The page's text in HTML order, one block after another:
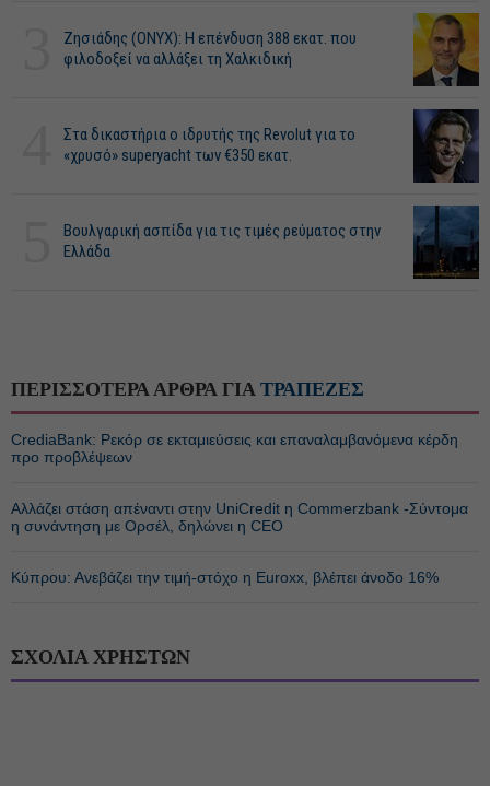
Ζησιάδης (ONYX): Η επένδυση 388 εκατ. που
φιλοδοξεί να αλλάξει τη Χαλκιδική
Στα δικαστήρια ο ιδρυτής της Revolut για το
«χρυσό» superyacht των €350 εκατ.
Βουλγαρική ασπίδα για τις τιμές ρεύματος στην
Ελλάδα
ΠΕΡΙΣΣΟΤΕΡΑ ΑΡΘΡΑ ΓΙΑ ΤΡΑΠΕΖΕΣ
CrediaBank: Ρεκόρ σε εκταμιεύσεις και επαναλαμβανόμενα κέρδη
προ προβλέψεων
Αλλάζει στάση απέναντι στην UniCredit η Commerzbank -Σύντομα
η συνάντηση με Ορσέλ, δηλώνει η CEO
Κύπρου: Ανεβάζει την τιμή-στόχο η Euroxx, βλέπει άνοδο 16%
ΣΧΟΛΙΑ ΧΡΗΣΤΩΝ